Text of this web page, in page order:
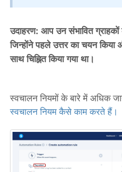
उदाहरण: आप उन संभावित
जिन्होंने पहले उत्तर का चयन
साथ चिह्नित किया गया था।
स्वचालन नियमों के बारे में अधिक
स्वचालन नियम कैसे काम करते हैं।